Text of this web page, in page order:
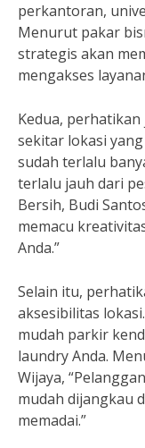
perkantoran,
Menurut pakar
strategis akan
mengakses
Kedua,
sekitar lokasi
sudah terlalu
terlalu jauh dari
Bersih, Budi
memacu
Anda.”
Selain itu,
aksesibilitas
mudah parkir
laundry Anda.
Wijaya,
mudah dijangkau
memadai.”